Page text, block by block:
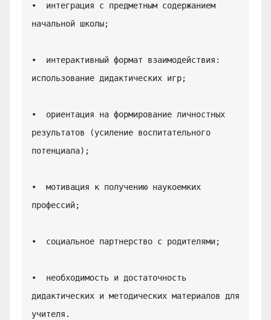
•  интеграция с предметным содержанием
начальной школы;
•  интерактивный формат взаимодействия:
использование дидактических игр;
•  ориентация на формирование личностных
результатов (усиление воспитательного
потенциала);
•  мотивация к получению наукоемких
профессий;
•  социальное партнерство с родителями;
•  необходимость и достаточность
дидактических и методических материалов для
учителя.